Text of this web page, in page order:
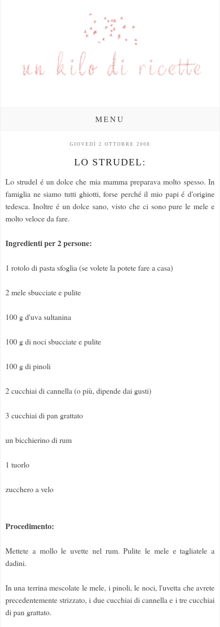
MENU
GIOVEDÌ 2 OTTOBRE 2008
LO STRUDEL:
Lo strudel é un dolce che mia mamma preparava molto spesso. In
famiglia ne siamo tutti ghiotti, forse perché il mio papi é d'origine
tedesca. Inoltre é un dolce sano, visto che ci sono pure le mele e
molto veloce da fare.
Ingredienti per 2 persone:
1 rotolo di pasta sfoglia (se volete la potete fare a casa)
2 mele sbucciate e pulite
100 g d'uva sultanina
100 g di noci sbucciate e pulite
100 g di pinoli
2 cucchiai di cannella (o più, dipende dai gusti)
3 cucchiai di pan grattato
un bicchierino di rum
1 tuorlo
zucchero a velo
Procedimento:
Mettete a mollo le uvette nel rum. Pulite le mele e tagliatele a
dadini.
In una terrina mescolate le mele, i pinoli, le noci, l'uvetta che avrete
precedentemente strizzato, i due cucchiai di cannella e i tre cucchiai
di pan grattato.